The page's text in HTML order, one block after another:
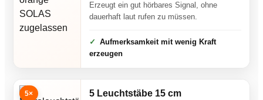
Erzeugt ein gut hörbares Signal, ohne
dauerhaft laut rufen zu müssen.
Aufmerksamkeit mit wenig Kraft
erzeugen
5× 5 Leuchtstäbe 15 cm